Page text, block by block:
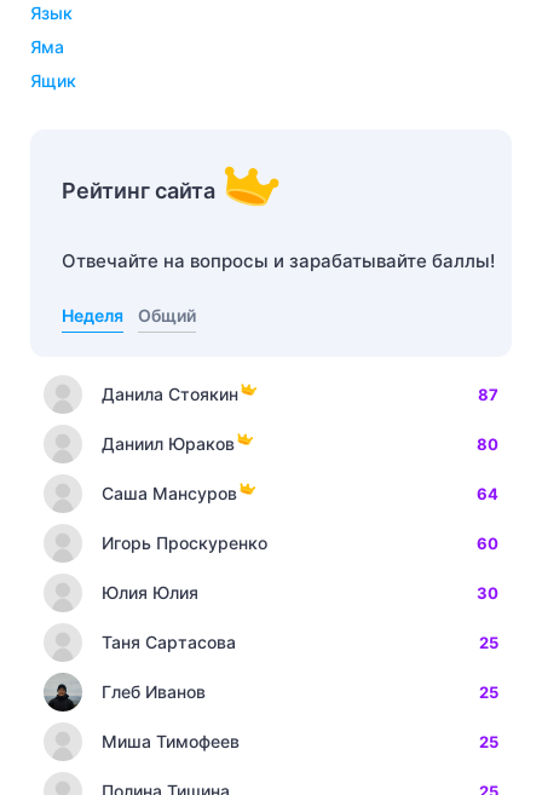
язык
яма
ящик
Рейтинг сайта
Отвечайте на вопросы и зарабатывайте баллы!
Неделя Общий
Данила Стоякин 87
Даниил Юраков 80
Саша Мансуров 64
Игорь Проскуренко 60
Юлия Юлия 30
Таня Сартасова 25
Глеб Иванов 25
Миша Тимофеев 25
Полина Тишина 25